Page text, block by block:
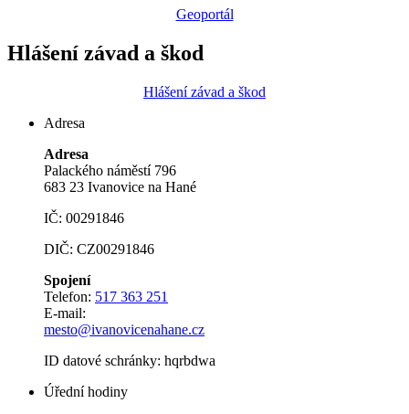
Geoportál
Hlášení závad a škod
Hlášení závad a škod
Adresa
Adresa
Palackého náměstí 796
683 23 Ivanovice na Hané
IČ: 00291846
DIČ: CZ00291846
Spojení
Telefon: 517 363 251
E-mail:
mesto@ivanovicenahane.cz
ID datové schránky: hqrbdwa
Úřední hodiny